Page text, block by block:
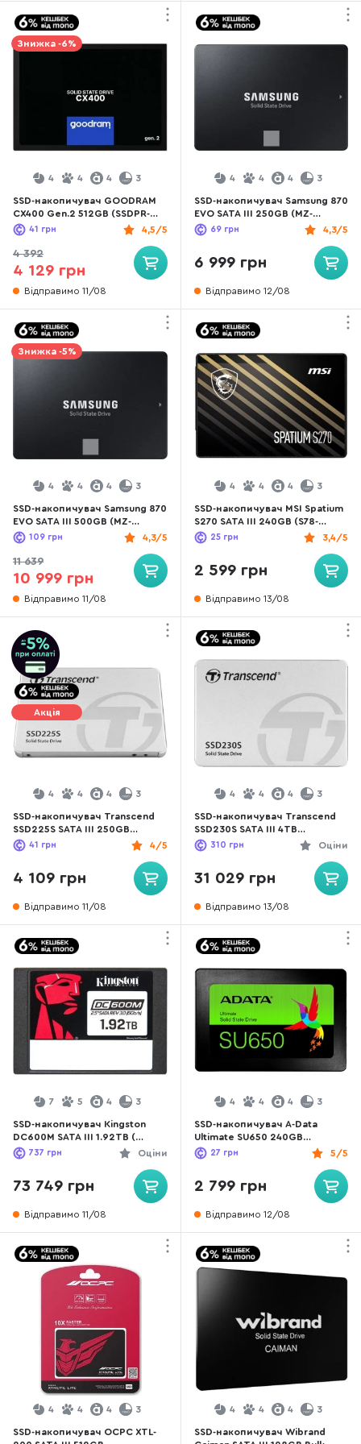
Знижка -6%
4 4 4 3
SSD-накопичувач GOODRAM
CX400 Gen.2 512GB (SSDPR-
CX400-512-G2)
4,5/5
41 грн
4 392
4 129 грн
Відправимо 11/08
4 4 4 3
SSD-накопичувач Samsung 870
EVO SATA III 250GB (MZ-
77E250BW)
4,3/5
69 грн
6 999 грн
Відправимо 12/08
Знижка -5%
4 4 4 3
SSD-накопичувач Samsung 870
EVO SATA III 500GB (MZ-
77E500BW)
4,3/5
109 грн
11 639
10 999 грн
Відправимо 11/08
4 4 4 3
SSD-накопичувач MSI Spatium
S270 SATA III 240GB (S78-
440N070-P83)
3,4/5
25 грн
2 599 грн
Відправимо 13/08
Акція
4 4 4 3
SSD-накопичувач Transcend
SSD225S SATA III 250GB
(TS250GSSD225S)
4/5
41 грн
4 109 грн
Відправимо 11/08
4 4 4 3
SSD-накопичувач Transcend
SSD230S SATA III 4TB
(TS4TSSD230S)
Оціни
310 грн
31 029 грн
Відправимо 13/08
7 5 4 3
SSD-накопичувач Kingston
DC600M SATA III 1.92TB (
SEDC600M/1920G)
Оціни
737 грн
73 749 грн
Відправимо 11/08
4 4 4 3
SSD-накопичувач A-Data
Ultimate SU650 240GB
(ASU650SS-240GT-R)
5/5
27 грн
2 799 грн
Відправимо 12/08
4 4 4 3
SSD-накопичувач OCPC XTL-
4 4 4 3
SSD-накопичувач Wibrand